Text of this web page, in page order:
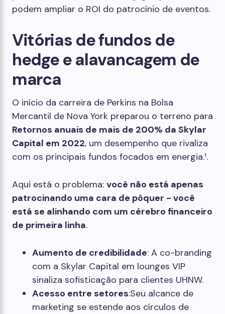
podem ampliar o ROI do patrocínio de eventos.
Vitórias de fundos de
hedge e alavancagem de
marca
O início da carreira de Perkins na Bolsa
Mercantil de Nova York preparou o terreno para
Retornos anuais de mais de 200% da Skylar
Capital em 2022, um desempenho que rivaliza
com os principais fundos focados em energia.¹.
Aqui está o problema: você não está apenas
patrocinando uma cara de pôquer - você
está se alinhando com um cérebro financeiro
de primeira linha.
Aumento de credibilidade: A co-branding
com a Skylar Capital em lounges VIP
sinaliza sofisticação para clientes UHNW.
Acesso entre setores:Seu alcance de
marketing se estende aos círculos de